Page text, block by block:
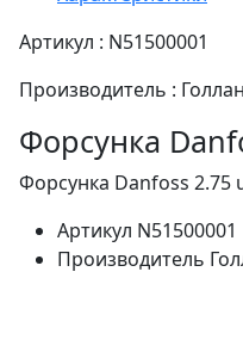
Артикул : N51500001
Производитель :
Форсунка
Форсунка Danfoss 2.75
Артикул N51500001
Производитель